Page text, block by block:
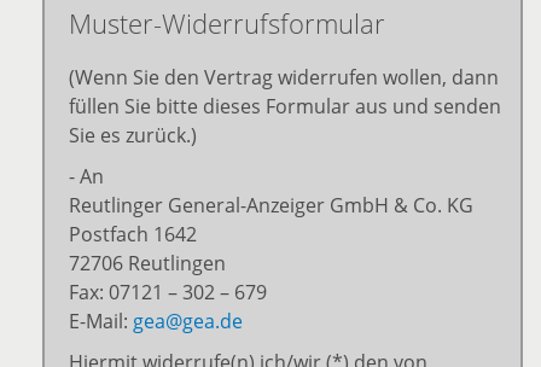
Muster-Widerrufsformular
(Wenn Sie den Vertrag widerrufen wollen, dann
füllen Sie bitte dieses Formular aus und senden
Sie es zurück.)
- An
Reutlinger General-Anzeiger GmbH & Co. KG
Postfach 1642
72706 Reutlingen
Fax: 07121 – 302 – 679
E-Mail: gea@gea.de